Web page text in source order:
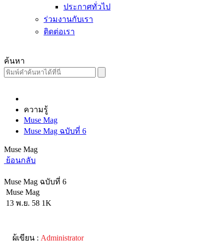
ประกาศทั่วไป
ร่วมงานกับเรา
ติดต่อเรา
ค้นหา
ความรู้
Muse Mag
Muse Mag ฉบับที่ 6
Muse Mag
ย้อนกลับ
Muse Mag ฉบับที่ 6
Muse Mag
13 พ.ย. 58 1K
ผู้เขียน : Administrator